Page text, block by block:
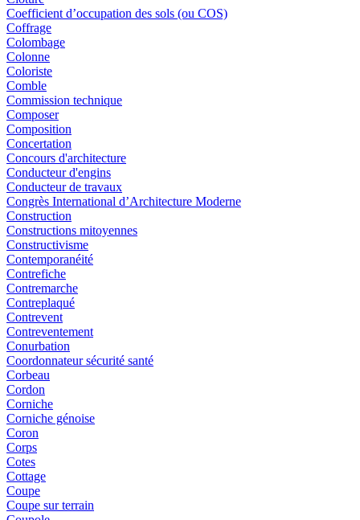
Coefficient d’occupation des sols (ou COS)
Coffrage
Colombage
Colonne
Coloriste
Comble
Commission technique
Composer
Composition
Concertation
Concours d'architecture
Conducteur d'engins
Conducteur de travaux
Congrès International d’Architecture Moderne
Construction
Constructions mitoyennes
Constructivisme
Contemporanéité
Contrefiche
Contremarche
Contreplaqué
Contrevent
Contreventement
Conurbation
Coordonnateur sécurité santé
Corbeau
Cordon
Corniche
Corniche génoise
Coron
Corps
Cotes
Cottage
Coupe
Coupe sur terrain